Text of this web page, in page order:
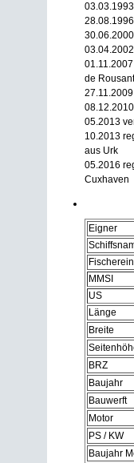
de
05.2013
10.2013
aus Urk
05.2016
Cuxhaven
Eigner
MMSI
US
Länge
Breite
BRZ
Baujahr
Bauwerft
Motor
PS / KW
Baujahr